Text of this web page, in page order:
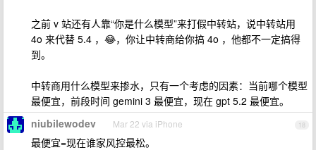
之前 v 站还有人靠“你是什么模型”来打假中转站，说中转站用
4o 来代替 5.4 ，😂，你让中转商给你搞 4o ，他都不一定搞得
到。
中转商用什么模型来掺水，只有一个考虑的因素：当前哪个模型
最便宜，前段时间 gemini 3 最便宜，现在 gpt 5.2 最便宜。
18
niubilewodev Mar 22 via iPhone
最便宜=现在谁家风控最松。